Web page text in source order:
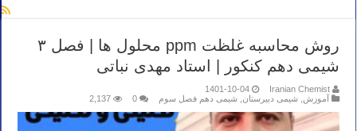
روش محاسبه غلظت ppm محلول ها | فصل ۳
شیمی دهم کنکور | استاد مهدی نباتی
Iranian Chemist
1401-10-04
آموزش شیمی دبیرستان شیمی دهم فصل سوم 0
2,137